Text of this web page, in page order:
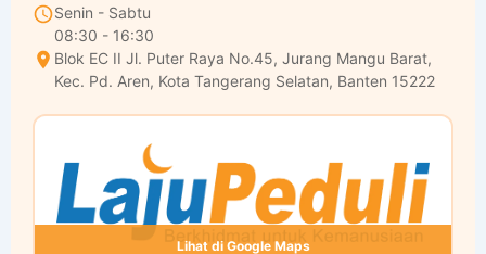
Senin - Sabtu
08:30 - 16:30
Blok EC II Jl. Puter Raya No.45, Jurang Mangu Barat,
Kec. Pd. Aren, Kota Tangerang Selatan, Banten 15222
Lihat di Google Maps